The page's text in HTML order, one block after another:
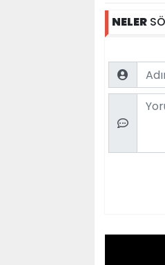
NELER
Name
Comment